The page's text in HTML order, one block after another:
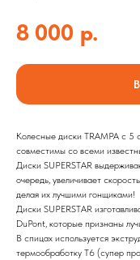
8 000 р.
Колесные диски TRAMPA с 5
совместимы со всеми
Диски SUPERSTAR
очередь, увеличивает
делая их лучшими гонщиками!
Диски SUPERSTAR
DuPont, которые признаны
В спицах используется
термообработку T6 (супер